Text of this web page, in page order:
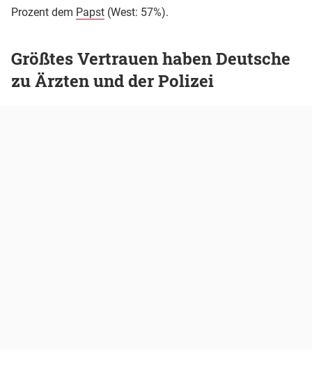
Prozent dem Papst (West: 57%).
Größtes Vertrauen haben Deutsche
zu Ärzten und der Polizei